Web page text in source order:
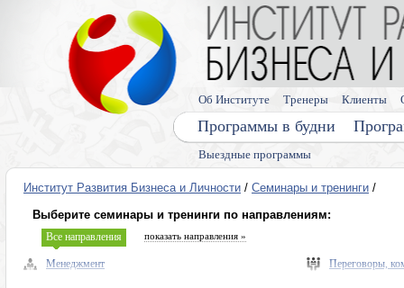
Выездные программы
Программы в будни
Об Институте Тренеры Клиенты
Институт Развития Бизнеса и Личности / Семинары и тренинги /
Выберите семинары и тренинги по направлениям:
Все направления показать направления »
Менеджмент
Переговоры,